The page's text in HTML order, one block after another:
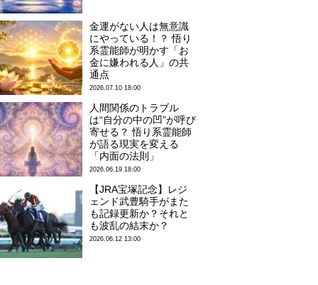
金運がない人は無意識
にやっている！？ 悟り
系霊能師が明かす「お
金に嫌われる人」の共
通点
2026.07.10 18:00
人間関係のトラブル
は“自分の中の凹”が呼び
寄せる？ 悟り系霊能師
が語る現実を変える
「内面の法則」
2026.06.19 18:00
【JRA宝塚記念】レジ
ェンド武豊騎手がまた
も記録更新か？それと
も波乱の結末か？
2026.06.12 13:00